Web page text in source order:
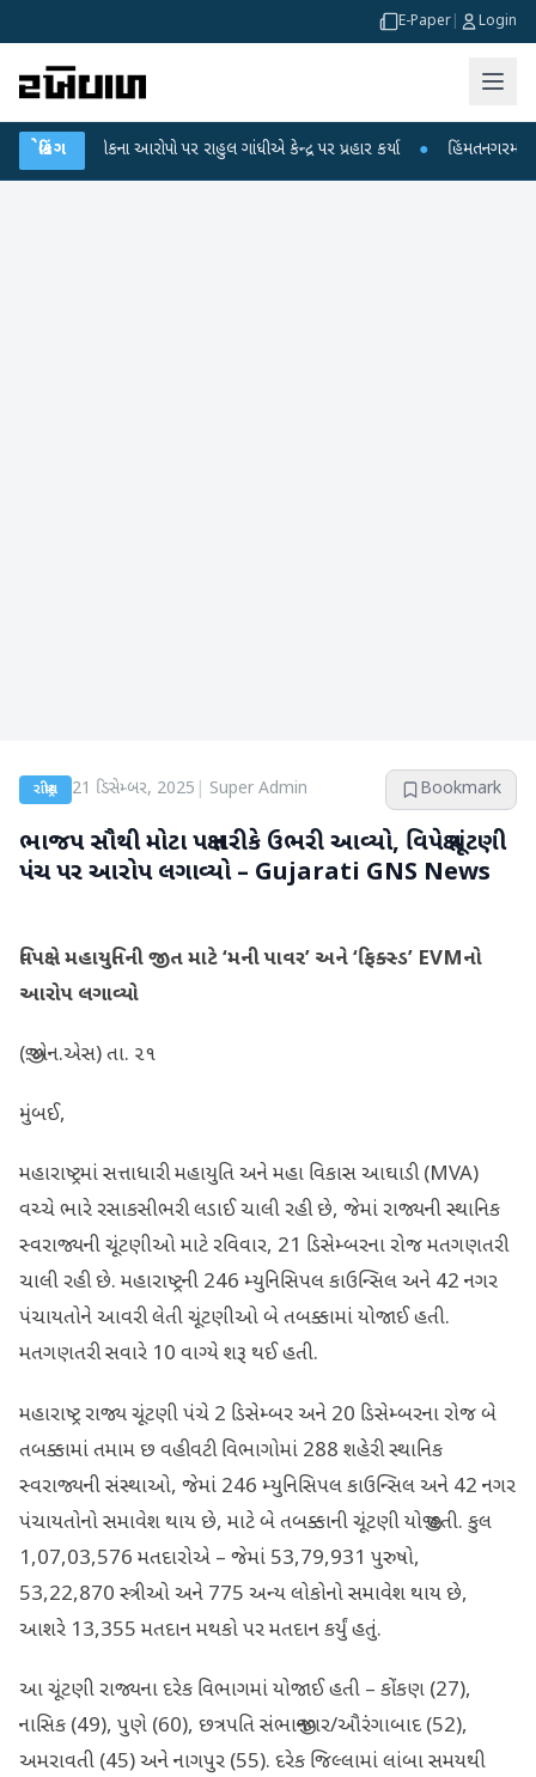
E-Paper Login
બ્રેકિંગ
આરોપો પર રાહુલ ગાંધીએ કેન્દ્ર પર પ્રહાર કર્યા ● હિંમતનગરમાં રહસ્યમય વાયરસ કે
રાષ્ટ્રીય 21 ડિસેમ્બર, 2025 Super Admin Bookmark
ભાજપ સૌથી મોટા પક્ષ તરીકે ઉભરી આવ્યો, વિપક્ષે ચૂંટણી
પંચ પર આરોપ લગાવ્યો – Gujarati GNS News
વિપક્ષે મહાયુતિની જીત માટે ‘મની પાવર’ અને ‘ફિક્સ્ડ’ EVMનો
આરોપ લગાવ્યો
(જી.એન.એસ) તા. ૨૧
મુંબઈ,
મહારાષ્ટ્રમાં સત્તાધારી મહાયુતિ અને મહા વિકાસ આઘાડી (MVA)
વચ્ચે ભારે રસાકસીભરી લડાઈ ચાલી રહી છે, જેમાં રાજ્યની સ્થાનિક
સ્વરાજ્યની ચૂંટણીઓ માટે રવિવાર, 21 ડિસેમ્બરના રોજ મતગણતરી
ચાલી રહી છે. મહારાષ્ટ્રની 246 મ્યુનિસિપલ કાઉન્સિલ અને 42 નગર
પંચાયતોને આવરી લેતી ચૂંટણીઓ બે તબક્કામાં યોજાઈ હતી.
મતગણતરી સવારે 10 વાગ્યે શરૂ થઈ હતી.
મહારાષ્ટ્ર રાજ્ય ચૂંટણી પંચે 2 ડિસેમ્બર અને 20 ડિસેમ્બરના રોજ બે
તબક્કામાં તમામ છ વહીવટી વિભાગોમાં 288 શહેરી સ્થાનિક
સ્વરાજ્યની સંસ્થાઓ, જેમાં 246 મ્યુનિસિપલ કાઉન્સિલ અને 42 નગર
પંચાયતોનો સમાવેશ થાય છે, માટે બે તબક્કાની ચૂંટણી યોજી હતી. કુલ
1,07,03,576 મતદારોએ – જેમાં 53,79,931 પુરુષો,
53,22,870 સ્ત્રીઓ અને 775 અન્ય લોકોનો સમાવેશ થાય છે,
આશરે 13,355 મતદાન મથકો પર મતદાન કર્યું હતું.
આ ચૂંટણી રાજ્યના દરેક વિભાગમાં યોજાઈ હતી – કોંકણ (27),
નાસિક (49), પુણે (60), છત્રપતિ સંભાજીનગર/ઔરંગાબાદ (52),
અમરાવતી (45) અને નાગપુર (55). દરેક જિલ્લામાં લાંબા સમયથી